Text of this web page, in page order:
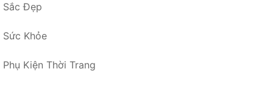
Sắc Đẹp
Sức Khỏe
Phụ Kiện Thời Trang